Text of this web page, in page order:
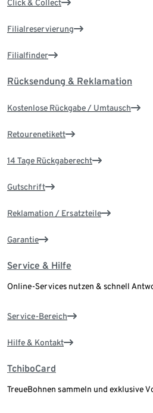
Click & Collect
Filialreservierung
Filialfinder
Rücksendung & Reklamation
Kostenlose Rückgabe / Umtausch
Retourenetikett
14 Tage Rückgaberecht
Gutschrift
Reklamation / Ersatzteile
Garantie
Service & Hilfe
Online-Services nutzen & schnell
Service-Bereich
Hilfe & Kontakt
TchiboCard
TreueBohnen sammeln und exklusive